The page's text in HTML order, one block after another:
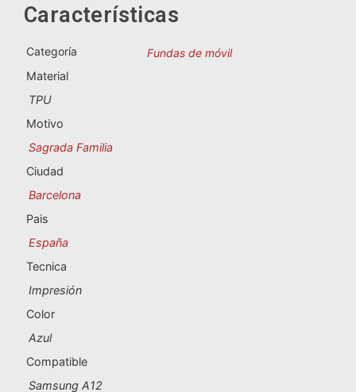
A Coruña
Albacete
Alicante
Almería
Ávila
Badajoz
Benidorm
Características
Categoría
Fundas de móvil
Material
TPU
Motivo
Sagrada Familia
Ciudad
Barcelona
Pais
España
Tecnica
Impresión
Color
Azul
Compatible
Samsung A12